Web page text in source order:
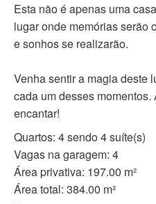
Esta não é apenas uma
lugar onde memórias serão
e sonhos se realizarão.
Venha sentir a magia deste
cada um desses
encantar!
Quartos: 4 sendo 4 suíte(s)
Vagas na garagem: 4
Área privativa: 197.00 m²
Área total: 384.00 m²